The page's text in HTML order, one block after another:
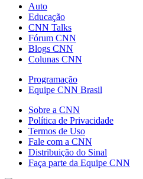
Auto
Educação
CNN Talks
Fórum CNN
Blogs CNN
Colunas CNN
Programação
Equipe CNN Brasil
Sobre a CNN
Política de Privacidade
Termos de Uso
Fale com a CNN
Distribuição do Sinal
Faça parte da Equipe CNN